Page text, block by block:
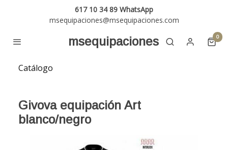
617 10 34 89 WhatsApp
msequipaciones@msequipaciones.com
msequipaciones 0
Catálogo
Givova equipación Art
blanco/negro